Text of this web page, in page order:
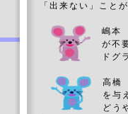
「出来ない」こと
嶋本
が不
ドグ
高橋
を与
どう